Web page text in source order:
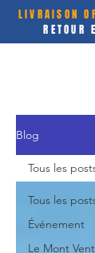
LIVRAISON
RETOUR
Blog
Tous les
Événement
Le Mont
Tous les